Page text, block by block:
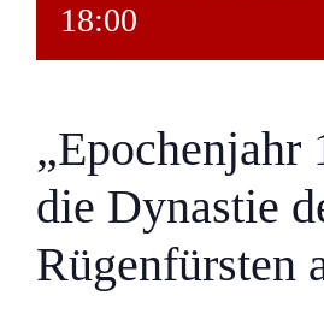
18:00
„Epochenjahr
die Dynastie
Rügenfürsten